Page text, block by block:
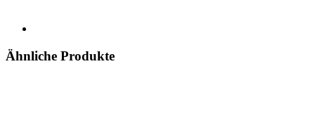
Ähnliche Produkte